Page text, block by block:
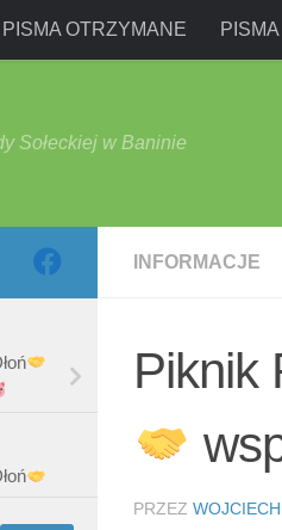
PISMA OTRZYMANE
Sołeckiej w Baninie
INFORMACJE
Piknik
PRZEZ